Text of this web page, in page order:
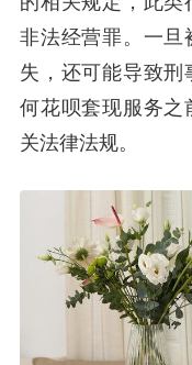
非法经营罪。一旦
失，还可能导致
何花呗套现服务之
关法律法规。